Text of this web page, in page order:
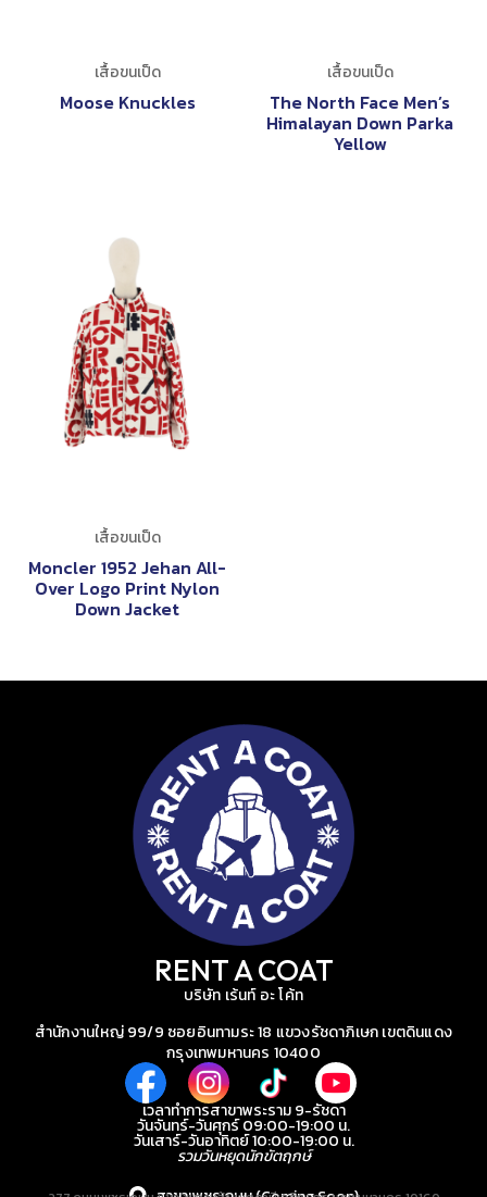
เสื้อขนเป็ด
Moose Knuckles
เสื้อขนเป็ด
The North Face Men’s
Himalayan Down Parka
Yellow
เสื้อขนเป็ด
Moncler 1952 Jehan All-
Over Logo Print Nylon
Down Jacket
RENT A COAT
บริษัท เร้นท์ อะ โค้ท
สำนักงานใหญ่ 99/9 ซอยอินทามระ 18 แขวงรัชดาภิเษก เขตดินแดง
กรุงเทพมหานคร 10400
เวลาทำการสาขาพระราม 9-รัชดา
วันจันทร์-วันศุกร์ 09:00-19:00 น.
วันเสาร์-วันอาทิตย์ 10:00-19:00 น.
รวมวันหยุดนักขัตฤกษ์